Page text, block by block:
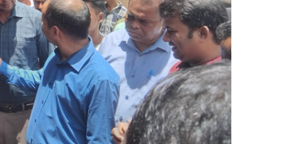
শ্রীমঙ্গলে শিশু উন্নয়ন প্রকল্পের নানা
আয়োজনে জাতীয় কন্যা শিশ
12
শ্রীমঙ্গল–কমলগঞ্জে এনসিপির ভরসা
প্রীতম দাশ
13
শ্রীমঙ্গলে ফ্রীজ ও টিভি কাপ ফুটবল
টুর্নামেন্টে উদ্বোধন
14